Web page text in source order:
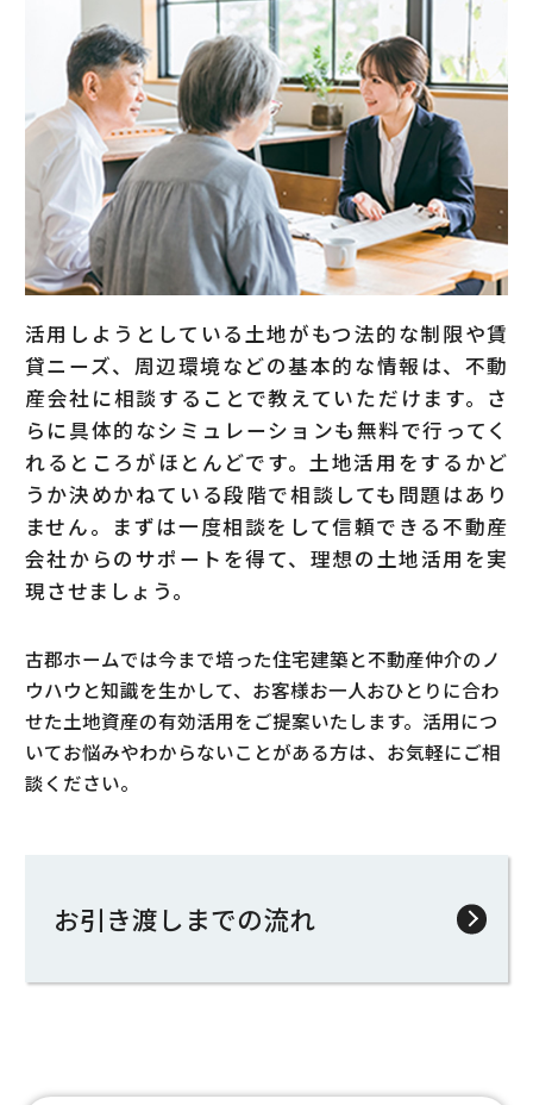
活用しようとしている土地がもつ法的な制限や賃
貸ニーズ、周辺環境などの基本的な情報は、不動
産会社に相談することで教えていただけます。さ
らに具体的なシミュレーションも無料で行ってく
れるところがほとんどです。土地活用をするかど
うか決めかねている段階で相談しても問題はあり
ません。まずは一度相談をして信頼できる不動産
会社からのサポートを得て、理想の土地活用を実
現させましょう。
古郡ホームでは今まで培った住宅建築と不動産仲介のノ
ウハウと知識を生かして、お客様お一人おひとりに合わ
せた土地資産の有効活用をご提案いたします。活用につ
いてお悩みやわからないことがある方は、お気軽にご相
談ください。
お引き渡しまでの流れ